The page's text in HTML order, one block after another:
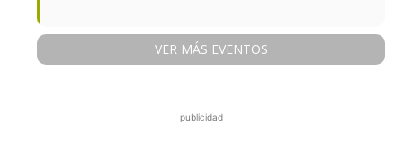
VER MÁS EVENTOS
publicidad